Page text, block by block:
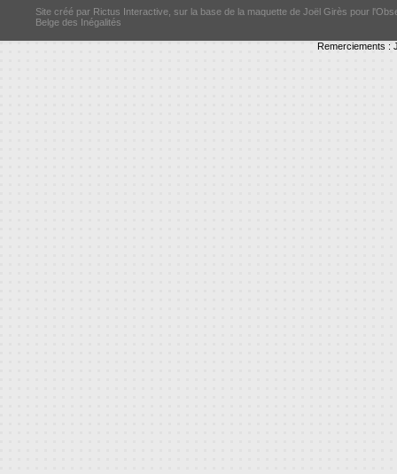
Site créé par Rictus Interactive, sur la base de la maquette de Joël Girès pour
Belge des Inégalités
Remerciements :